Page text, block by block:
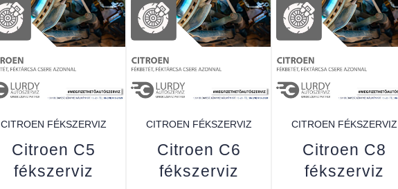
CITROEN FÉKSZERVIZ
Citroen C5
fékszerviz
CITROEN FÉKSZERVIZ
Citroen C6
fékszerviz
CITROEN FÉKSZERVIZ
Citroen C8
fékszerviz